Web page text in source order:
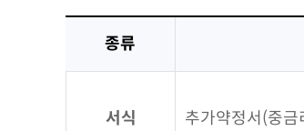
종류
서식 추가약정서(중